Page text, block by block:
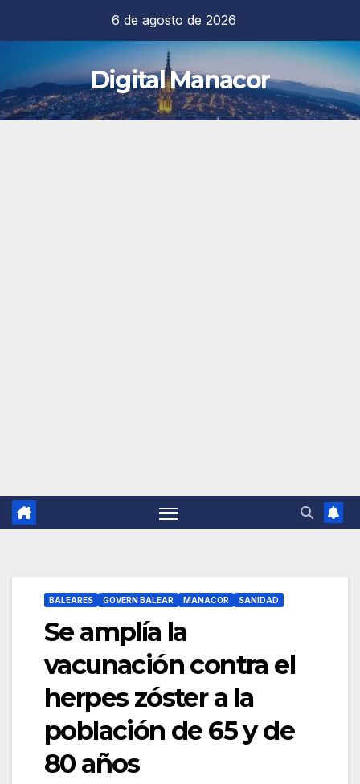
contenido
6 de agosto de 2026
Digital Manacor
BALEARES GOVERN BALEAR MANACOR SANIDAD
Se amplía la
vacunación contra el
herpes zóster a la
población de 65 y de
80 años